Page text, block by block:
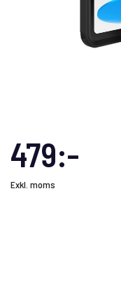
479:-
Exkl. moms